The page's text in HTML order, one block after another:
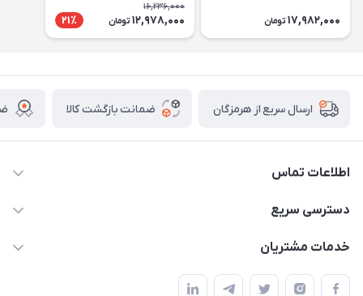
17,982,000 تومان
16,236,000
12,978,000 تومان 21٪
ارسال سریع از هرمزگان ضمانت بازگشت کالا
اطلاعات تماس
09170079505
دسترسی سریع
حساب کاربری
خدمات مشتریان
قوانین و مقررات